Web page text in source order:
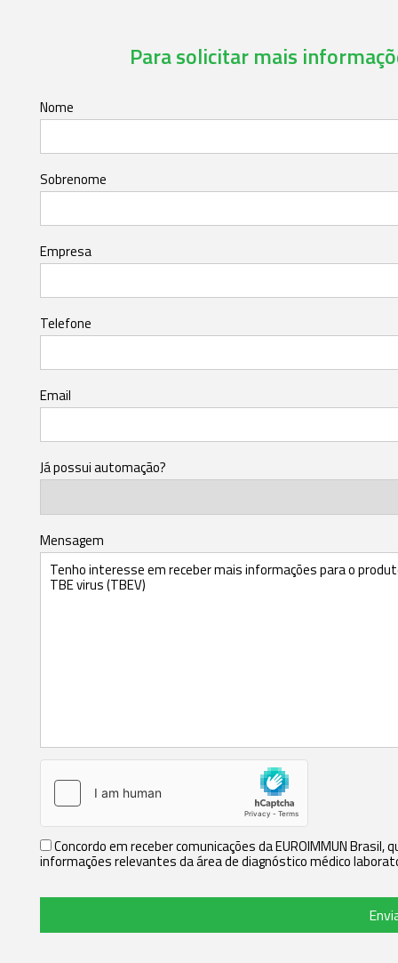
Para solicitar mais
Nome
Sobrenome
Empresa
Telefone
Email
Já possui automação?
Mensagem
Concordo em receber comunicações da EUROIMMUN
informações relevantes da área de diagnóstico médico